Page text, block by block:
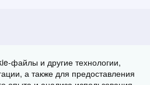
файлы и другие технологии,
а также для предоставления